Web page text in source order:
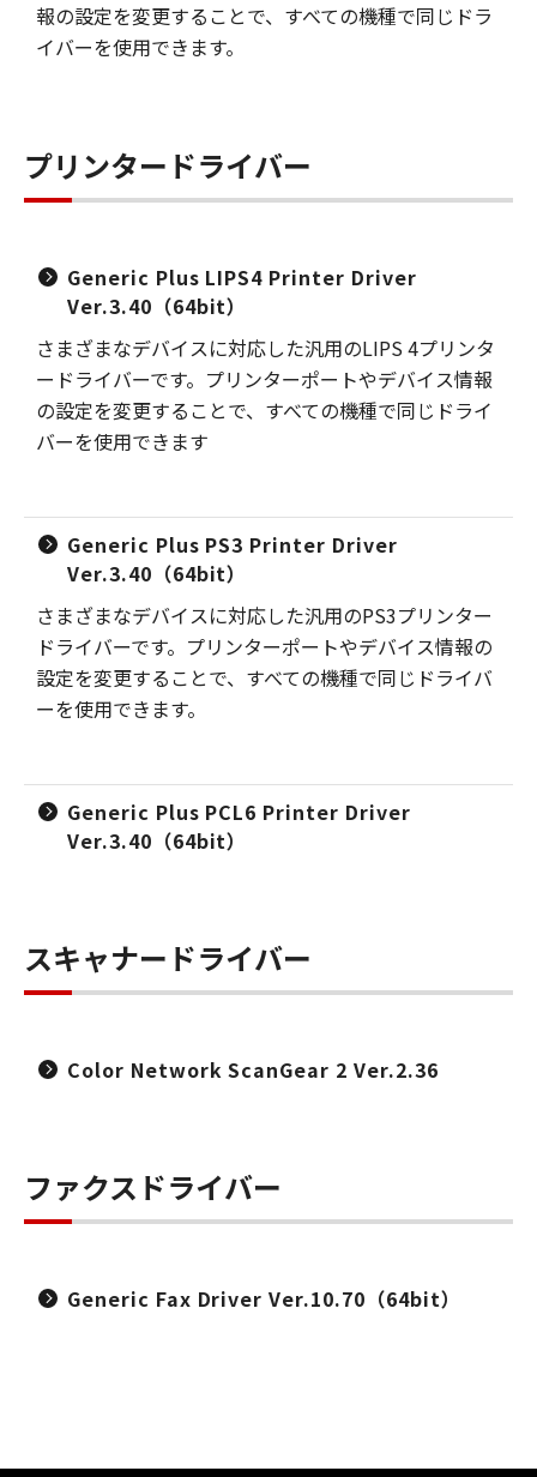
報の設定を変更することで、すべての機種で同じドラ
イバーを使用できます。
プリンタードライバー
Generic Plus LIPS4 Printer Driver
Ver.3.40（64bit）
さまざまなデバイスに対応した汎用のLIPS 4プリンタ
ードライバーです。プリンターポートやデバイス情報
の設定を変更することで、すべての機種で同じドライ
バーを使用できます
Generic Plus PS3 Printer Driver
Ver.3.40（64bit）
さまざまなデバイスに対応した汎用のPS3プリンター
ドライバーです。プリンターポートやデバイス情報の
設定を変更することで、すべての機種で同じドライバ
ーを使用できます。
Generic Plus PCL6 Printer Driver
Ver.3.40（64bit）
スキャナードライバー
Color Network ScanGear 2 Ver.2.36
ファクスドライバー
Generic Fax Driver Ver.10.70（64bit）